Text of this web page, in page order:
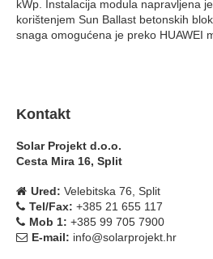
kWp. Instalacija modula napravljena
korištenjem Sun Ballast betonskih
snaga omogućena je preko HUAWEI
Kontakt
Solar Projekt d.o.o.
Cesta Mira 16, Split
Ured: Velebitska 76, Split
Tel/Fax: +385 21 655 117
Mob 1: +385 99 705 7900
E-mail: info@solarprojekt.hr